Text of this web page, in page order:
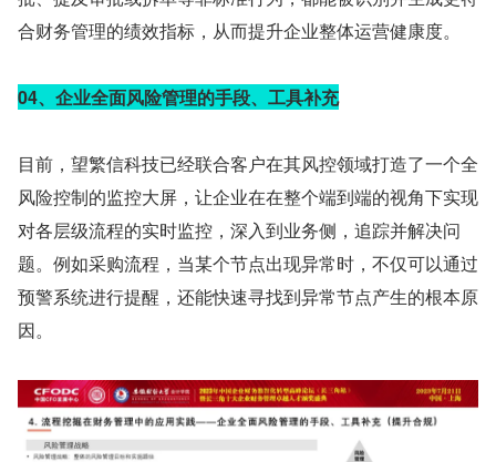
合财务管理的绩效指标，从而提升企业整体运营健康度。
04、企业全面风险管理的手段、工具补充
目前，望繁信科技已经联合客户在其风控领域打造了一个全
风险控制的监控大屏，让企业在在整个端到端的视角下实现
对各层级流程的实时监控，深入到业务侧，追踪并解决问
题。例如采购流程，当某个节点出现异常时，不仅可以通过
预警系统进行提醒，还能快速寻找到异常节点产生的根本原
因。